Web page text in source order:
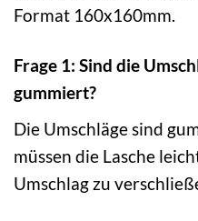
Format 160x160mm.
Frage 1: Sind die
gummiert?
Die Umschläge sind
müssen die Lasche
Umschlag zu